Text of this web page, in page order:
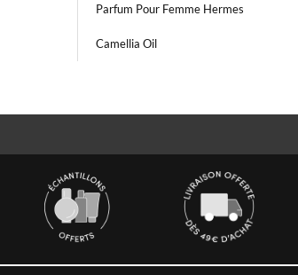
Parfum Pour Femme Hermes
Camellia Oil